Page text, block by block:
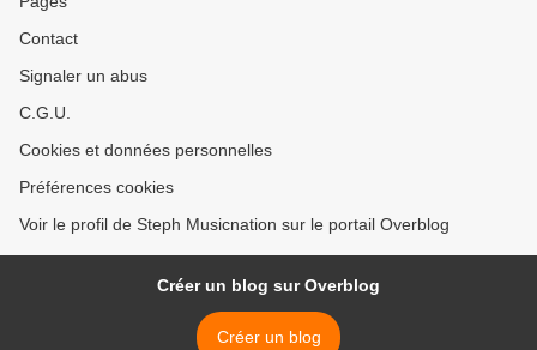
Contact
Signaler un abus
C.G.U.
Cookies et données personnelles
Préférences cookies
Voir le profil de Steph Musicnation sur le portail Overblog
Créer un blog sur Overblog
Créer un blog